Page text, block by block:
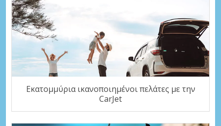
Εκατομμύρια ικανοποιημένοι πελάτες με την
CarJet